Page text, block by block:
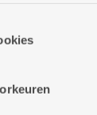
jouw
door